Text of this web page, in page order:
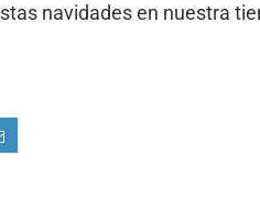
navidades en nuestra